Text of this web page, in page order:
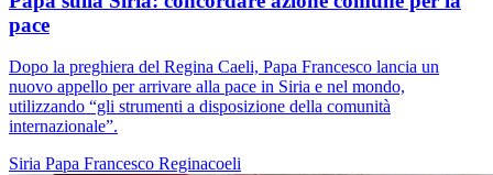
pace
Dopo la preghiera del Regina Caeli, Papa Francesco lancia un
nuovo appello per arrivare alla pace in Siria e nel mondo,
utilizzando “gli strumenti a disposizione della comunità
internazionale”.
Siria Papa Francesco Reginacoeli